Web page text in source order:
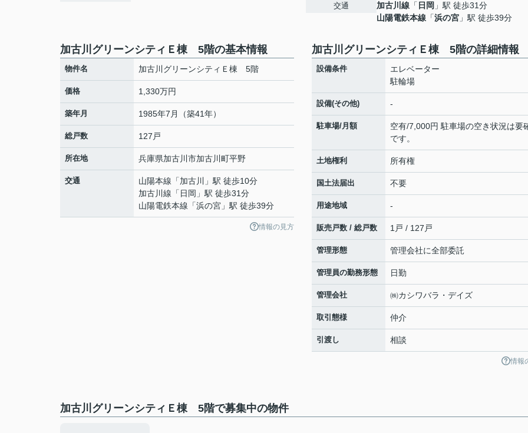
交通
加古川線 「 日岡 」駅 徒歩31分
山陽電鉄本線 「浜の宮 」駅 徒歩39分
加古川グリーンシティＥ棟 5階の基本情報
物件名 加古川グリーンシティＥ棟 5階
価格 1,330万円
築年月 1985年7月（築41年）
総戸数 127戸
所在地 兵庫県加古川市加古川町平野
交通 山陽本線 「加古川
」駅 徒歩10分
加古川線 「 日岡 」駅 徒歩31分
山陽電鉄本線 「浜の宮 」駅 徒歩39分
情報の見方
加古川グリーンシティＥ棟 5階の詳細情報
設備条件
エレベーター
駐輪場
設備(その他) -
駐車場/月額
空有/7,000円 駐車場の空き状況は要
です。
土地権利 所有権
国土法届出 不要
用途地域 -
販売戸数 / 総戸数 1戸 / 127戸
管理形態 管理会社に全部委託
管理員の勤務形態 日勤
管理会社 ㈱カシワバラ・デイズ
取引態様 仲介
引渡し 相談
情報
加古川グリーンシティＥ棟 5階で募集中の物件